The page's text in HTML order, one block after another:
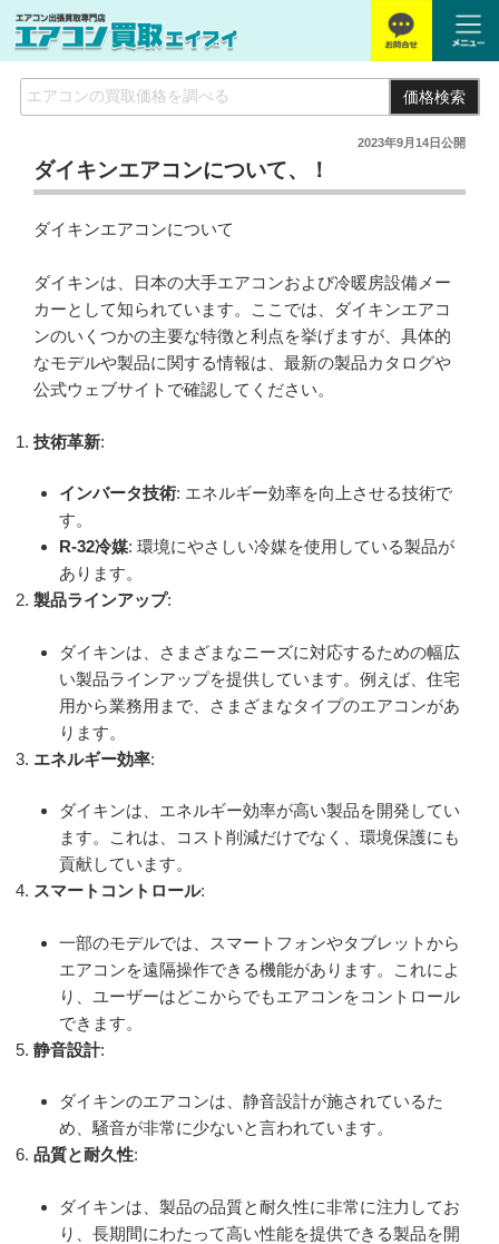
価格検索
2023年9月14日公開
ダイキンエアコンについて、！
ダイキンエアコンについて
ダイキンは、日本の大手エアコンおよび冷暖房設備メー
カーとして知られています。ここでは、ダイキンエアコ
ンのいくつかの主要な特徴と利点を挙げますが、具体的
なモデルや製品に関する情報は、最新の製品カタログや
公式ウェブサイトで確認してください。
技術革新:
インバータ技術: エネルギー効率を向上させる技術で
す。
R-32冷媒: 環境にやさしい冷媒を使用している製品が
あります。
製品ラインアップ:
ダイキンは、さまざまなニーズに対応するための幅広
い製品ラインアップを提供しています。例えば、住宅
用から業務用まで、さまざまなタイプのエアコンがあ
ります。
エネルギー効率:
ダイキンは、エネルギー効率が高い製品を開発してい
ます。これは、コスト削減だけでなく、環境保護にも
貢献しています。
スマートコントロール:
一部のモデルでは、スマートフォンやタブレットから
エアコンを遠隔操作できる機能があります。これによ
り、ユーザーはどこからでもエアコンをコントロール
できます。
静音設計:
ダイキンのエアコンは、静音設計が施されているた
め、騒音が非常に少ないと言われています。
品質と耐久性:
ダイキンは、製品の品質と耐久性に非常に注力してお
り、長期間にわたって高い性能を提供できる製品を開